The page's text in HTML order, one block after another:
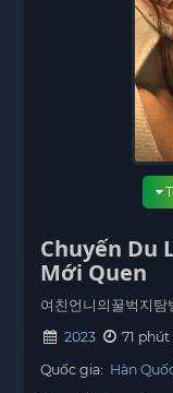
Chuyến Du
Mới Quen
여친언니의꿀벅지탐
2023
71 phút
Quốc gia: Hàn